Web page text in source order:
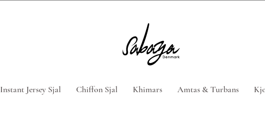
Instant Jersey Sjal Chiffon Sjal Khimars Amtas & Turbans